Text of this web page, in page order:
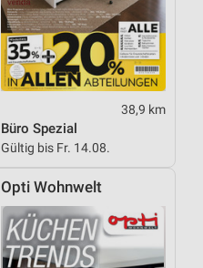
38,9 km
Büro Spezial
Gültig bis Fr. 14.08.
Opti Wohnwelt